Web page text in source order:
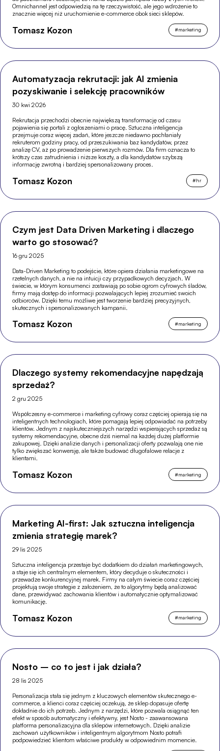
Omnichannel jest odpowiedzią na tę rzeczywistość, ale jego wdrożenie to
znacznie więcej niż uruchomienie e-commerce obok sieci sklepów.
Tomasz Kozon #marketing
Automatyzacja rekrutacji: jak AI zmienia
pozyskiwanie i selekcję pracowników
30 kwi 2026
Rekrutacja przechodzi obecnie największą transformację od czasu
pojawienia się portali z ogłoszeniami o pracę. Sztuczna inteligencja
przejmuje coraz więcej zadań, które jeszcze niedawno pochłaniały
rekruterom godziny pracy, od przeszukiwania baz kandydatów, przez
analizę CV, aż po prowadzenie pierwszych rozmów. Dla firm oznacza to
krótszy czas zatrudnienia i niższe koszty, a dla kandydatów szybszą
informację zwrotną i bardziej spersonalizowany proces.
Tomasz Kozon #hr
Czym jest Data Driven Marketing i dlaczego
warto go stosować?
16 gru 2025
Data-Driven Marketing to podejście, które opiera działania marketingowe na
rzetelnych danych, a nie na intuicji czy przypadkowych decyzjach. W
świecie, w którym konsumenci zostawiają po sobie ogrom cyfrowych śladów,
firmy mają dostęp do informacji pozwalających lepiej zrozumieć swoich
odbiorców. Dzięki temu możliwe jest tworzenie bardziej precyzyjnych,
skutecznych i spersonalizowanych kampanii.
Tomasz Kozon #marketing
Dlaczego systemy rekomendacyjne napędzają
sprzedaż?
2 gru 2025
Współczesny e-commerce i marketing cyfrowy coraz częściej opierają się na
inteligentnych technologiach, które pomagają lepiej odpowiadać na potrzeby
klientów. Jednym z najskuteczniejszych narzędzi wspierających sprzedaż są
systemy rekomendacyjne, obecne dziś niemal na każdej dużej platformie
zakupowej. Dzięki analizie danych i personalizacji oferty pozwalają one nie
tylko zwiększać konwersję, ale także budować długofalowe relacje z
klientami.
Tomasz Kozon #marketing
Marketing AI-first: Jak sztuczna inteligencja
zmienia strategię marek?
29 lis 2025
Sztuczna inteligencja przestaje być dodatkiem do działań marketingowych,
a staje się ich centralnym elementem, który decyduje o skuteczności i
przewadze konkurencyjnej marek. Firmy na całym świecie coraz częściej
projektują swoje strategie z założeniem, że to algorytmy będą analizować
dane, przewidywać zachowania klientów i automatycznie optymalizować
komunikację.
Tomasz Kozon #marketing
Nosto – co to jest i jak działa?
28 lis 2025
Personalizacja stała się jednym z kluczowych elementów skutecznego e-
commerce, a klienci coraz częściej oczekują, że sklep dopasuje ofertę
dokładnie do ich potrzeb. Jednym z narzędzi, które pozwala osiągnąć ten
efekt w sposób automatyczny i efektywny, jest Nosto - zaawansowana
platforma personalizacyjna dla sklepów internetowych. Dzięki analizie
zachowań użytkowników i inteligentnym algorytmom Nosto potrafi
podpowiedzieć klientom właściwe produkty w odpowiednim momencie.